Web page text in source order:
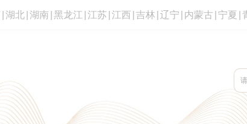
湖北 湖南 黑龙江 江苏 江西 吉林 辽宁 内蒙古 宁夏